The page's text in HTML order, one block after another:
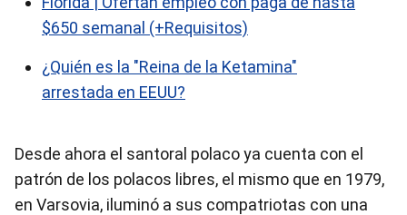
$650 semanal (+Requisitos)
¿Quién es la "Reina de la Ketamina"
arrestada en EEUU?
Desde ahora el santoral polaco ya cuenta con el
patrón de los polacos libres, el mismo que en 1979,
en Varsovia, iluminó a sus compatriotas con una